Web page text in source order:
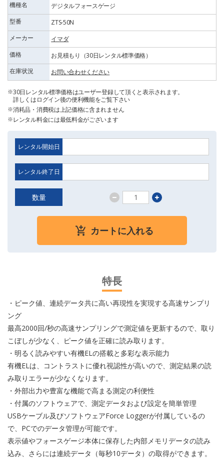
機種名
デジタルフォースゲージ
型番
ZTS-50N
メーカー
イマダ
価格
お見積もり（30日レンタル標準価格）
在庫状況
お問い合わせください
30日レンタル標準価格はユーザー登録して頂くと表示されます。
詳しくはログイン後の便利機能をご覧下さい
消耗品・消費税は上記価格に含まれません
レンタル料金には最低料金がございます
レンタル開始日
レンタル終了日
数量
カートに入れる
特長
・ピーク値、連続データ共に高い再現性を実現する高速サンプリ
ング
最高2000回/秒の高速サンプリングで測定値を更新するので、取り
こぼしが少なく、ピーク値を正確に読み取ります。
・明るく読みやすい有機ELの搭載と多彩な表示能力
有機ELは、コントラストに優れ視認性が高いので、測定結果の読
み取りエラーが少なくなります。
・外部出力や豊富な機能で高まる測定の利便性
・付属のソフトウェアで、測定データおよび設定を簡単管理
USBケーブル及びソフトウェアForce Loggerが付属しているの
で、PCでのデータ管理が可能です。
表示値やフォースゲージ本体に保存した内部メモリデータの読み
込み、さらには連続データ（毎秒10データ）の取得ができます。